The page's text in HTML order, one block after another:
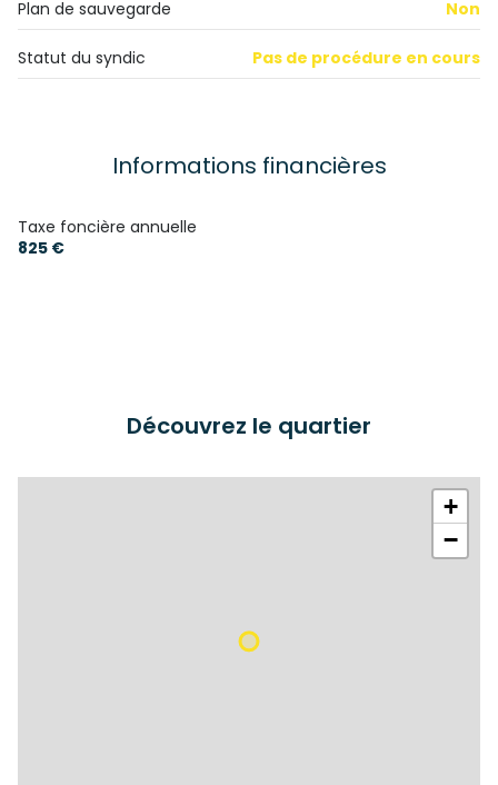
terrasse
interphone
accès handicapé
Plan de sauvegarde Non
Statut du syndic Pas de procédure en cours
Informations financières
Taxe foncière annuelle
825 €
Découvrez le quartier
+
−